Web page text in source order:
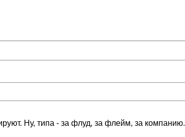
Ну, типа - за флуд, за флейм, за